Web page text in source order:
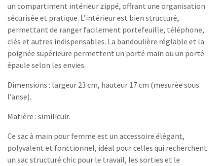
un compartiment intérieur zippé, offrant une organisation
sécurisée et pratique. L’intérieur est bien structuré,
permettant de ranger facilement portefeuille, téléphone,
clés et autres indispensables. La bandoulière réglable et la
poignée supérieure permettent un porté main ou un porté
épaule selon les envies.
Dimensions : largeur 23 cm, hauteur 17 cm (mesurée sous
l’anse).
Matière : similicuir.
Ce sac à main pour femme est un accessoire élégant,
polyvalent et fonctionnel, idéal pour celles qui recherchent
un sac structuré chic pour le travail, les sorties et le